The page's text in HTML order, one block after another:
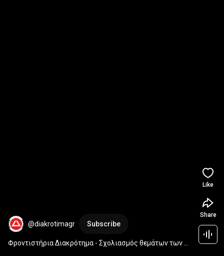
@diakrotimagr Subscribe
Φροντιστήρια Διακρότημα - Σχολιασμός θεμάτων των
Like
Share